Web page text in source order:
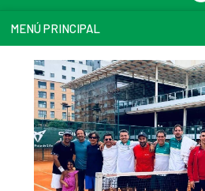
MENÚ PRINCIPAL